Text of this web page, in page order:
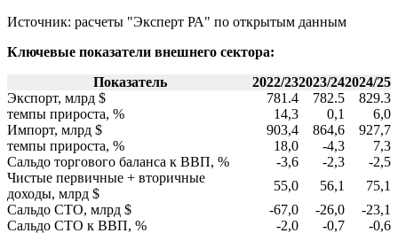
Источник: расчеты "Эксперт РА" по открытым данным
Ключевые показатели внешнего сектора:
Показатель
2022/232023/242024/25
Экспорт, млрд $
781.4 782.5
829.3
темпы прироста, %
14,3 0,1
6,0
Импорт, млрд $
903,4 864,6
927,7
темпы прироста, %
18,0 -4,3
7,3
Сальдо торгового баланса к ВВП, %
-3,6 -2,3
-2,5
Чистые первичные + вторичные
доходы, млрд $
55,0 56,1
75,1
Сальдо СТО, млрд $
-67,0 -26,0
-23,1
Сальдо СТО к ВВП, %
-2,0 -0,7
-0,6